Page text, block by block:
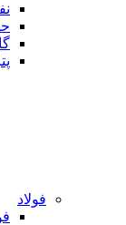
فولاد